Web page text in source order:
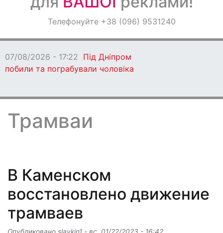
ОголошенняТелефонуйте +38 (096) 9531240
- 17:22
Під Дніпром
пограбували чоловіка
Трамваи
В Каменском
восстановлено движение
трамваев